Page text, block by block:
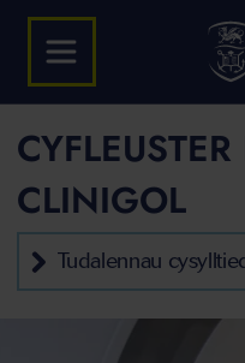
CLINIGOL
Tudalennau